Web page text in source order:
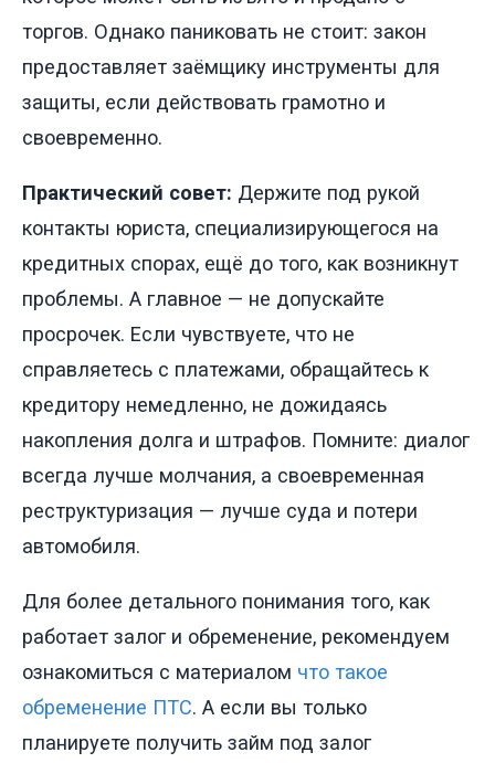
торгов. Однако паниковать не стоит: закон
предоставляет заёмщику инструменты для
защиты, если действовать грамотно и
своевременно.
Практический совет: Держите под рукой
контакты юриста, специализирующегося на
кредитных спорах, ещё до того, как возникнут
проблемы. А главное — не допускайте
просрочек. Если чувствуете, что не
справляетесь с платежами, обращайтесь к
кредитору немедленно, не дожидаясь
накопления долга и штрафов. Помните: диалог
всегда лучше молчания, а своевременная
реструктуризация — лучше суда и потери
автомобиля.
Для более детального понимания того, как
работает залог и обременение, рекомендуем
ознакомиться с материалом что такое
обременение ПТС. А если вы только
планируете получить займ под залог